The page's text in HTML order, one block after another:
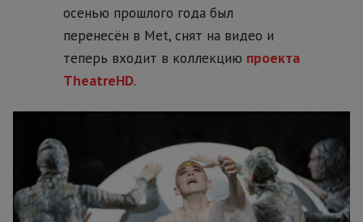
осенью прошлого года был
перенесён в Met, снят на видео и
теперь входит в коллекцию проекта
TheatreHD.